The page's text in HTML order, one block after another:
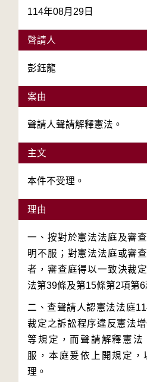
114年08月29日
聲請人
彭鈺龍
案由
聲請人聲請解釋憲法。
主文
本件不受理。
理由
一、按對於憲法法庭及審
明不服；對憲法法庭或審
者，審查庭得以一致決裁
二、查聲請人認憲法法庭
裁定之訴訟程序違反憲法
等規定，而聲請解釋憲法
服，本庭爰依上開規定，
理。